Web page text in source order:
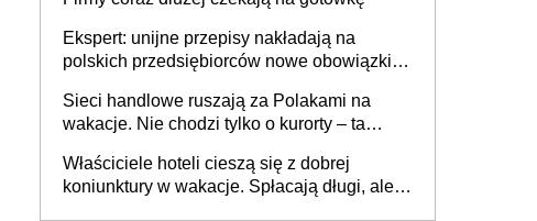
Ekspert: unijne przepisy nakładają na
polskich przedsiębiorców nowe obowiązki w
Sieci handlowe ruszają za Polakami na
wakacje. Nie chodzi tylko o kurorty – ta
tam, gdzie wielu spędzi urlop po cichu
Właściciele hoteli cieszą się z dobrej
koniunktury w wakacje. Spłacają długi, ale